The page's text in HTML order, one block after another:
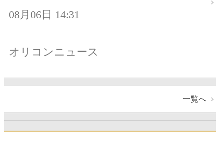
08月06日 14:31
オリコンニュース
一覧へ